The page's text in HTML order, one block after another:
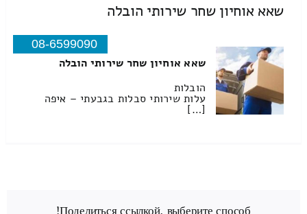
שאא אוחיון שחר שירותי הובלה
08-6599090
שאא אוחיון שחר שירותי הובלה
הובלות
עלות שירותי סבלות בגבעתי – איפה
[…]